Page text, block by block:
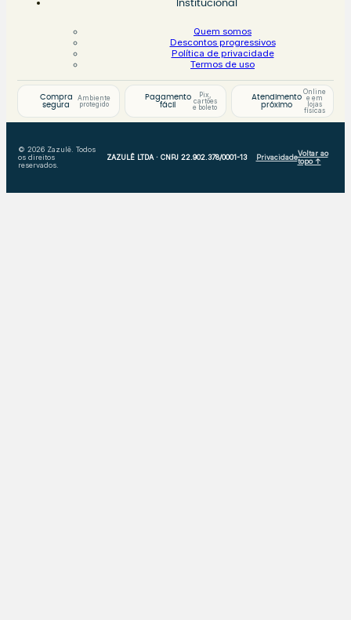
Institucional
Quem somos
Descontos progressivos
Política de privacidade
Termos de uso
Compra
segura
Ambiente
protegido
Pagamento
fácil
Pix,
cartões
e boleto
Atendimento
próximo
Online
e em
lojas
físicas
© 2026 Zazulê. Todos
os direitos
reservados.
ZAZULÊ LTDA · CNPJ 22.902.378/0001-13 PrivacidadeVoltar ao
topo ↑